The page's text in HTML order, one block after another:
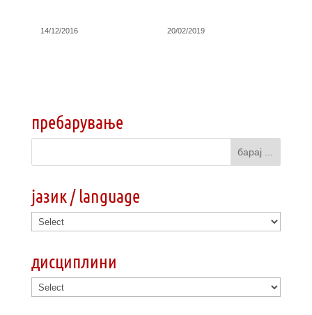
14/12/2016 20/02/2019
пребарување
јазик / language
дисциплини